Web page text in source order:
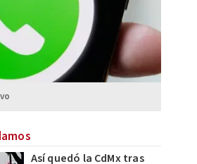
Así quedó la CdMx tras